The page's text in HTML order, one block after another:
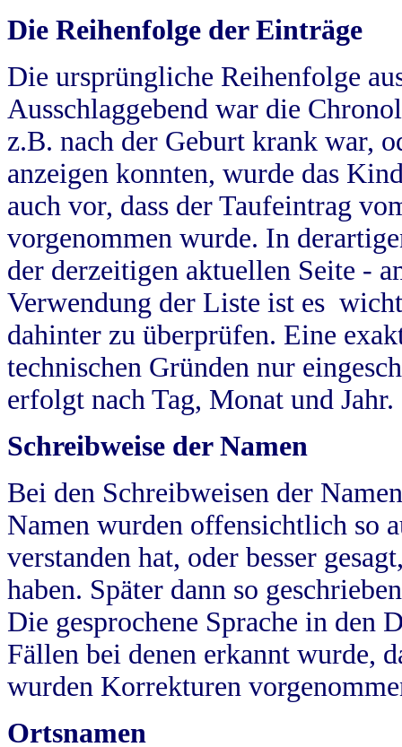
Die Reihenfolge der Einträge
Die ursprüngliche Reihenfolge
Ausschlaggebend war die
z.B. nach der Geburt krank war,
anzeigen konnten, wurde das
auch vor, dass der Taufeintrag
vorgenommen wurde. In
der derzeitigen aktuellen Seite -
Verwendung der Liste ist es
dahinter zu überprüfen. Eine
technischen Gründen nur
erfolgt nach Tag, Monat und Jahr.
Schreibweise der Namen
Bei den Schreibweisen der
Namen wurden offensichtlich so
verstanden hat, oder besser
haben. Später dann so
Die gesprochene Sprache in
Fällen bei denen erkannt wurde,
wurden Korrekturen
Ortsnamen